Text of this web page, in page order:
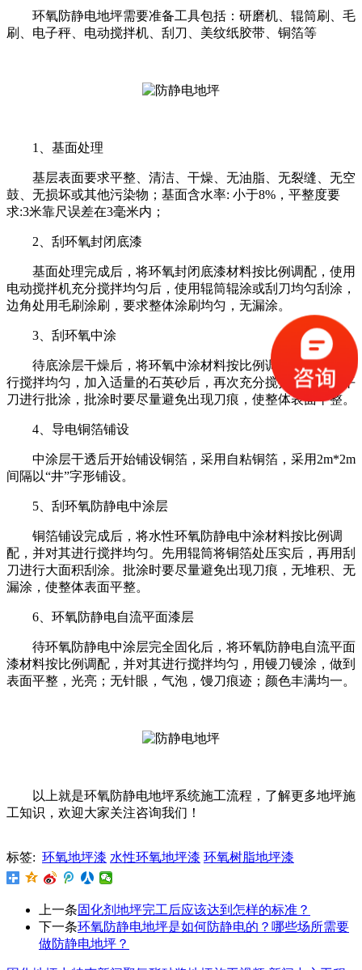
环氧防静电地坪需要准备工具包括：研磨机、辊筒刷、毛
刷、电子秤、电动搅拌机、刮刀、美纹纸胶带、铜箔等
1、基面处理
基层表面要求平整、清洁、干燥、无油脂、无裂缝、无空
鼓、无损坏或其他污染物；基面含水率: 小于8%，平整度要
求:3米靠尺误差在3毫米内；
2、刮环氧封闭底漆
基面处理完成后，将环氧封闭底漆材料按比例调配，使用
电动搅拌机充分搅拌均匀后，使用辊筒辊涂或刮刀均匀刮涂，
边角处用毛刷涂刷，要求整体涂刷均匀，无漏涂。
3、刮环氧中涂
待底涂层干燥后，将环氧中涂材料按比例调配，并对其进
行搅拌均匀，加入适量的石英砂后，再次充分搅拌均匀。用平
刀进行批涂，批涂时要尽量避免出现刀痕，使整体表面平整。
4、导电铜箔铺设
中涂层干透后开始铺设铜箔，采用自粘铜箔，采用2m*2m
间隔以“井”字形铺设。
5、刮环氧防静电中涂层
铜箔铺设完成后，将水性环氧防静电中涂材料按比例调
配，并对其进行搅拌均匀。先用辊筒将铜箔处压实后，再用刮
刀进行大面积刮涂。批涂时要尽量避免出现刀痕，无堆积、无
漏涂，使整体表面平整。
6、环氧防静电自流平面漆层
待环氧防静电中涂层完全固化后，将环氧防静电自流平面
漆材料按比例调配，并对其进行搅拌均匀，用镘刀镘涂，做到
表面平整，光亮；无针眼，气泡，馒刀痕迹；颜色丰满均一。
以上就是环氧防静电地坪系统施工流程，了解更多地坪施
工知识，欢迎大家关注咨询我们！
标签: 环氧地坪漆 水性环氧地坪漆 环氧树脂地坪漆
上一条固化剂地坪完工后应该达到怎样的标准？
下一条环氧防静电地坪是如何防静电的？哪些场所需要
做防静电地坪？